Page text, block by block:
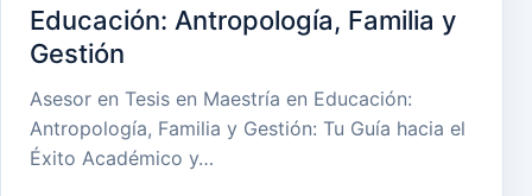
Educación: Antropología, Familia y
Gestión
Asesor en Tesis en Maestría en Educación:
Antropología, Familia y Gestión: Tu Guía hacia el
Éxito Académico y…